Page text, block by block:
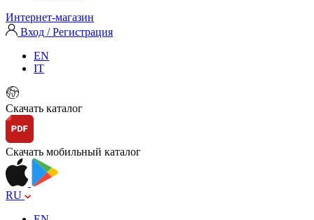
Интернет-магазин
Вход / Регистрация
EN
IT
Скачать каталог
Скачать мобильный каталог
RU